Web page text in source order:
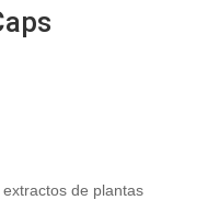
de plantas